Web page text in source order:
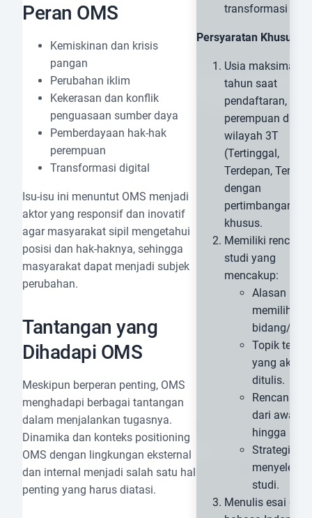
Peran OMS
Kemiskinan dan krisis
pangan
Perubahan iklim
Kekerasan dan konflik
penguasaan sumber daya
Pemberdayaan hak-hak
perempuan
Transformasi digital
Isu-isu ini menuntut OMS menjadi
aktor yang responsif dan inovatif
agar masyarakat sipil mengetahui
posisi dan hak-haknya, sehingga
masyarakat dapat menjadi subjek
perubahan.
Tantangan yang
Dihadapi OMS
Meskipun berperan penting, OMS
menghadapi berbagai tantangan
dalam menjalankan tugasnya.
Dinamika dan konteks positioning
OMS dengan lingkungan eksternal
dan internal menjadi salah satu hal
penting yang harus diatasi.
transformasi
Persyaratan Khusus:
Usia maksimal 38
tahun saat
pendaftaran,
perempuan dari
wilayah 3T
(Tertinggal,
Terdepan,
dengan
pertimbangan
khusus.
Memiliki rencana
studi yang
mencakup:
Alasan
memilih
bidang/
Topik tesis
yang akan
ditulis.
Rencana
dari awal
hingga
Strategi
studi.
Menulis esai